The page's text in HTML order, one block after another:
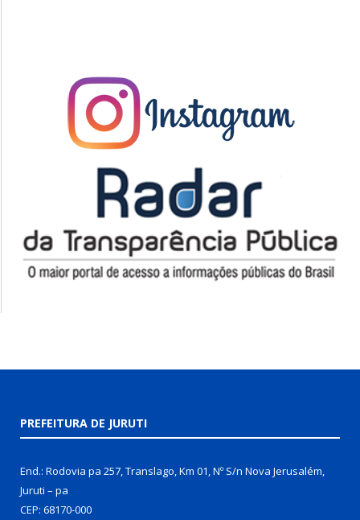
PREFEITURA DE JURUTI
End.: Rodovia pa 257, Translago, Km 01, Nº S/n Nova Jerusalém,
Juruti – pa
CEP: 68170-000